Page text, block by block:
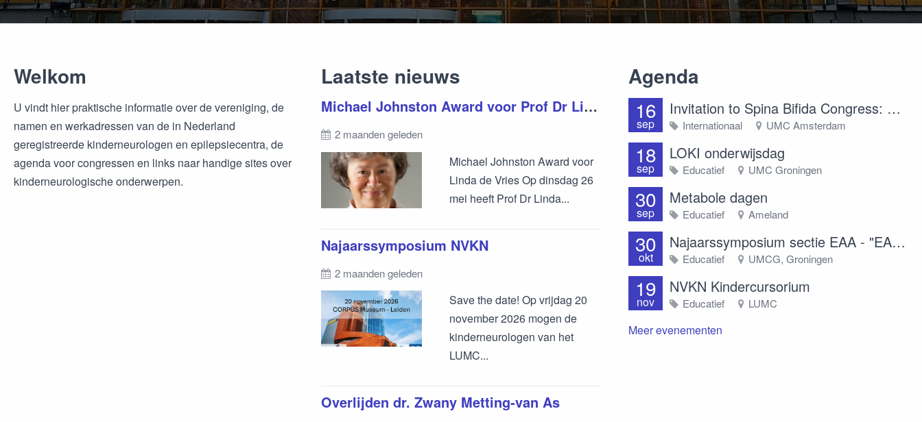
Welkom
U vindt hier praktische informatie over de vereniging, de
namen en werkadressen van de in Nederland
geregistreerde kinderneurologen en epilepsiecentra, de
agenda voor congressen en links naar handige sites over
kinderneurologische onderwerpen.
Laatste nieuws
Michael Johnston Award voor Prof Dr Linda de Vries
2 maanden geleden
Michael Johnston Award voor
Linda de Vries Op dinsdag 26
mei heeft Prof Dr Linda...
Najaarssymposium NVKN
2 maanden geleden
Save the date! Op vrijdag 20
november 2026 mogen de
kinderneurologen van het
LUMC...
Overlijden dr. Zwany Metting-van As
Agenda
16
sep
Invitation to Spina Bifida Congress: Abstract Submission and Registration Now Open!
Internationaal UMC Amsterdam
18
sep
LOKI onderwijsdag
Educatief UMC Groningen
30
sep
Metabole dagen
Educatief Ameland
30
okt
Najaarssymposium sectie EAA - "EAA op de huid"
Educatief UMCG, Groningen
19
nov
NVKN Kindercursorium
Educatief LUMC
Meer evenementen